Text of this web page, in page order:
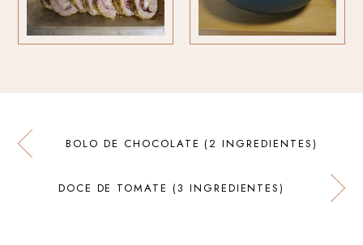
BOLO DE CHOCOLATE (2 INGREDIENTES)
DOCE DE TOMATE (3 INGREDIENTES)